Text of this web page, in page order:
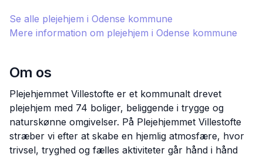
Se alle plejehjem i Odense kommune
Mere information om plejehjem i Odense kommune
Om os
Plejehjemmet Villestofte er et kommunalt drevet
plejehjem med 74 boliger, beliggende i trygge og
naturskønne omgivelser. På Plejehjemmet Villestofte
stræber vi efter at skabe en hjemlig atmosfære, hvor
trivsel, tryghed og fælles aktiviteter går hånd i hånd